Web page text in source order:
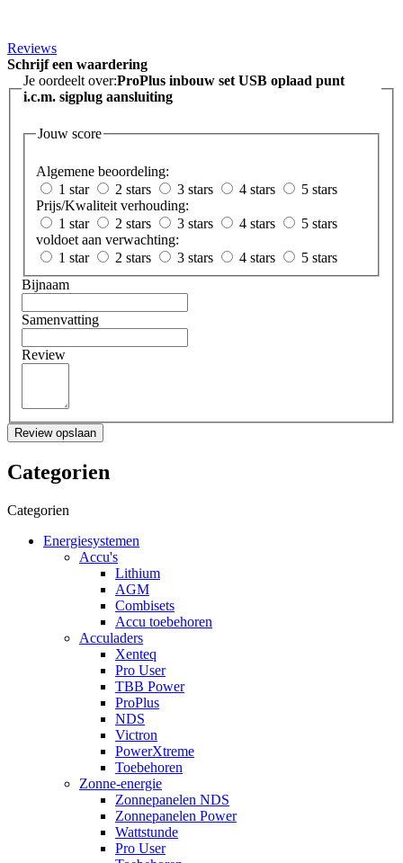
Reviews
Schrijf een waardering
Je oordeelt over:ProPlus inbouw set USB oplaad punt
i.c.m. sigplug aansluiting
Jouw score
Algemene beoordeling:
1 star
2 stars 3 stars 4 stars
5 stars
Prijs/Kwaliteit verhouding:
1 star
2 stars 3 stars 4 stars
5 stars
voldoet aan verwachting:
1 star
2 stars 3 stars 4 stars
5 stars
Bijnaam
Samenvatting
Review
Review opslaan
Categorien
Categorien
Energiesystemen
Accu's
Lithium
AGM
Combisets
Accu toebehoren
Acculaders
Xenteq
Pro User
TBB Power
ProPlus
NDS
Victron
PowerXtreme
Toebehoren
Zonne-energie
Zonnepanelen NDS
Zonnepanelen Power
Wattstunde
Pro User